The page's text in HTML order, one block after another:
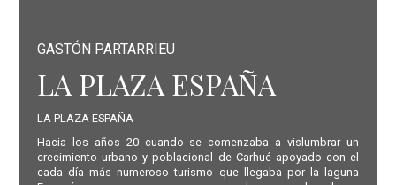
GASTÓN PARTARRIEU
LA PLAZA ESPAÑA
LA PLAZA ESPAÑA
Hacia los años 20 cuando se comenzaba a vislumbrar un
crecimiento urbano y poblacional de Carhué apoyado con el
cada día más numeroso turismo que llegaba por la laguna